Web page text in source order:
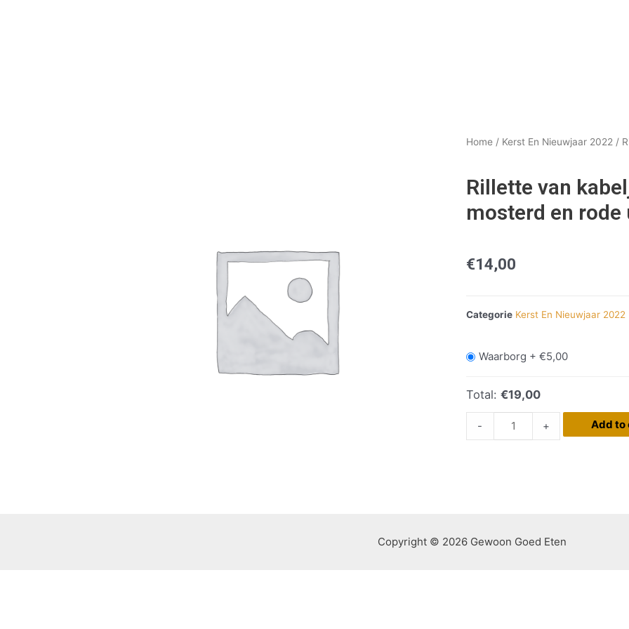
Home/ Kerst En Nieuwjaar 2022 /
Rillette van
mosterd en rode
€14,00
Categorie Kerst En Nieuwjaar 2022
Waarborg + €5,00
Total: €19,00
- + Add to
Copyright © 2026 Gewoon Goed Eten